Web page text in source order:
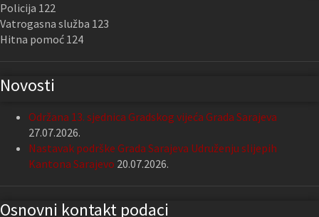
Policija 122
Vatrogasna služba 123
Hitna pomoć 124
Novosti
Održana 13. sjednica Gradskog vijeća Grada Sarajeva
27.07.2026.
Nastavak podrške Grada Sarajeva Udruženju slijepih
Kantona Sarajevo 20.07.2026.
Osnovni kontakt podaci